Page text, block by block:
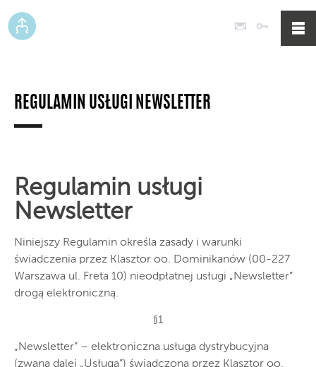
Poczta
REGULAMIN USŁUGI NEWSLETTER
Regulamin usługi
Newsletter
Niniejszy Regulamin określa zasady i warunki
świadczenia przez Klasztor oo. Dominikanów (00-227
Warszawa ul. Freta 10) nieodpłatnej usługi „Newsletter”
drogą elektroniczną.
§1
„Newsletter” – elektroniczna usługa dystrybucyjna
(zwana dalej „Usługa”) świadczona przez Klasztor oo.